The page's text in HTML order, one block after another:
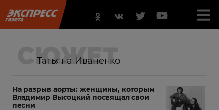
СЮЖЕТ
Татьяна Иваненко
На разрыв аорты: женщины, которым
Владимир Высоцкий посвящал свои
песни